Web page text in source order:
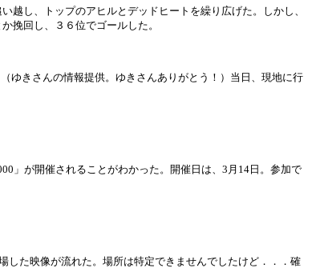
越し、トップのアヒルとデッドヒートを繰り広げた。しかし、
挽回し、３６位でゴールした。
ゆきさんの情報提供。ゆきさんありがとう！）当日、現地に行
」が開催されることがわかった。開催日は、3月14日。参加で
した映像が流れた。場所は特定できませんでしたけど．．．確